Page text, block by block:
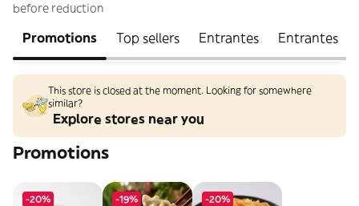
before reduction
Promotions Top sellers Entrantes Entrantes
This store is closed at the moment. Looking for somewhere
similar?
Explore stores near you
Promotions
-20% -19% -20%